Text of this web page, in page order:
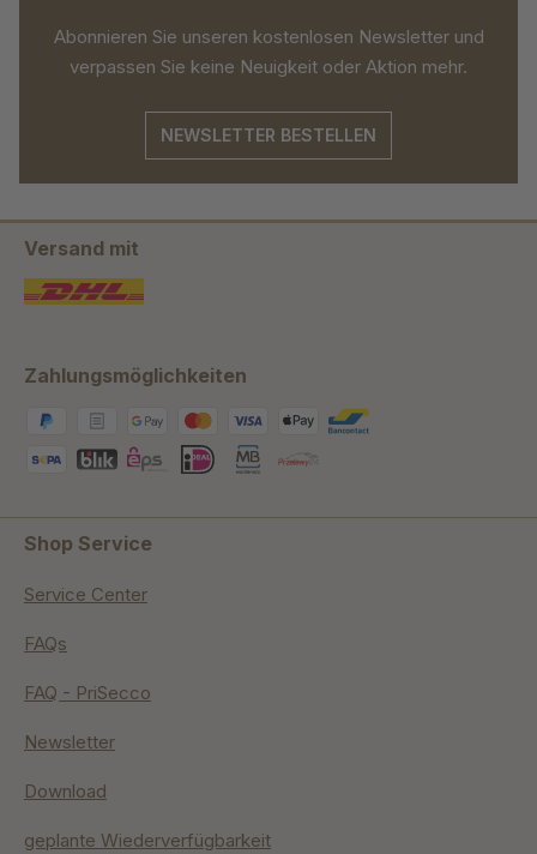
Abonnieren Sie unseren kostenlosen Newsletter und
verpassen Sie keine Neuigkeit oder Aktion mehr.
NEWSLETTER BESTELLEN
Versand mit
Zahlungsmöglichkeiten
Shop Service
Service Center
FAQs
FAQ - PriSecco
Newsletter
Download
geplante Wiederverfügbarkeit